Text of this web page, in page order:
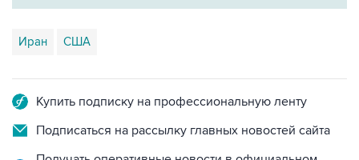
Иран США
Подписаться на рассылку главных новостей сайта
Получать оперативные новости в официальном